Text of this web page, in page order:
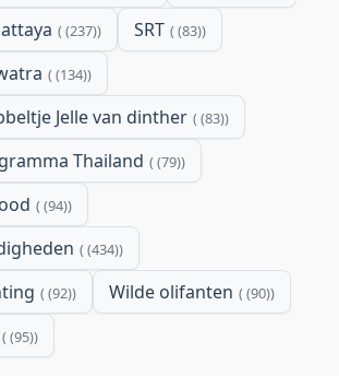
(237) SRT (83)
(134)
Jelle van dinther (83)
Thailand (79)
(94)
(434)
(92) Wilde olifanten (90)
(95)